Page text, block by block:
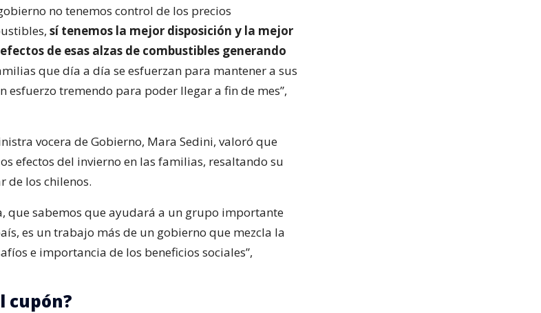
no tenemos control de los precios
sí tenemos la mejor disposición y la mejor
de esas alzas de combustibles generando
que día a día se esfuerzan para mantener a sus
esfuerzo tremendo para poder llegar a fin de mes”,
vocera de Gobierno, Mara Sedini, valoró que
efectos del invierno en las familias, resaltando su
de los chilenos.
que sabemos que ayudará a un grupo importante
es un trabajo más de un gobierno que mezcla la
e importancia de los beneficios sociales”,
cupón?